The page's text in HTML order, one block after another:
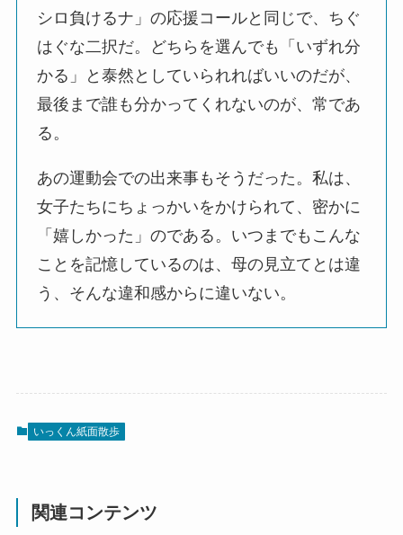
シロ負けるナ」の応援コールと同じで、ちぐ
はぐな二択だ。どちらを選んでも「いずれ分
かる」と泰然としていられればいいのだが、
最後まで誰も分かってくれないのが、常であ
る。
あの運動会での出来事もそうだった。私は、
女子たちにちょっかいをかけられて、密かに
「嬉しかった」のである。いつまでもこんな
ことを記憶しているのは、母の見立てとは違
う、そんな違和感からに違いない。
いっくん紙面散歩
関連コンテンツ